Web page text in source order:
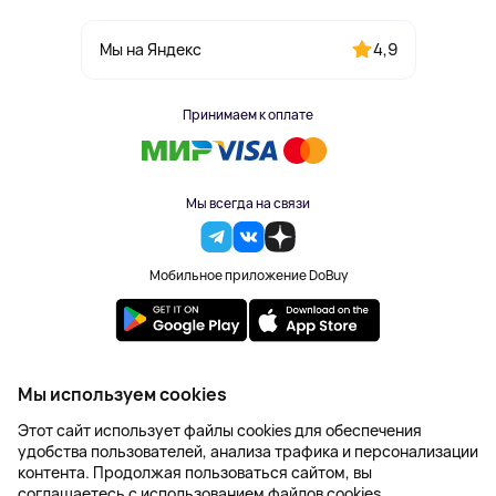
Мы на Яндекс 4,9
Принимаем к оплате
Мы всегда на связи
Мобильное приложение DoBuy
2023-2026 © DoBuy. Все права защищены
Правила обработки персональных данных
Пользовательское соглашение
Оферта
Создание сайта – NetLab
Мы используем cookies
Этот сайт использует файлы cookies для обеспечения
удобства пользователей, анализа трафика и персонализации
контента. Продолжая пользоваться сайтом, вы